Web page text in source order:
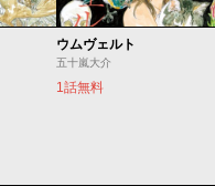
ウムヴェルト
五十嵐大介
1話無料